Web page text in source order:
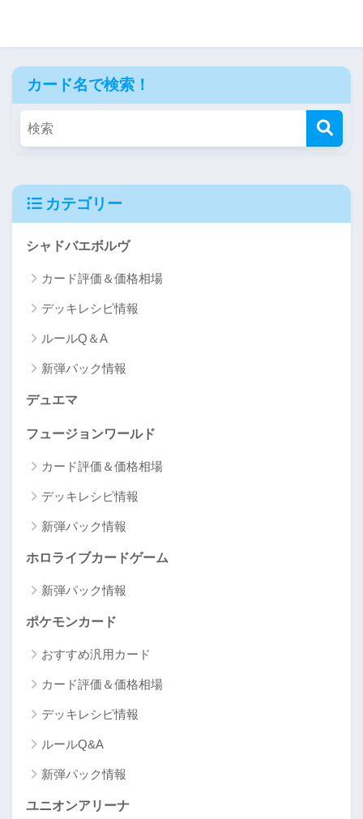
カード名で検索！
カテゴリー
シャドバエボルヴ
カード評価＆価格相場
デッキレシピ情報
ルールQ＆A
新弾パック情報
デュエマ
フュージョンワールド
カード評価＆価格相場
デッキレシピ情報
新弾パック情報
ホロライブカードゲーム
新弾パック情報
ポケモンカード
おすすめ汎用カード
カード評価＆価格相場
デッキレシピ情報
ルールQ&A
新弾パック情報
ユニオンアリーナ